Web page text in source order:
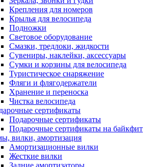
Крепления для номеров
Крылья для велосипеда
Подножки
Световое оборудование
Смазки, тредлоки, жидкости
Сувениры, наклейки, аксессуары
Сумки и корзины для велосипеда
Туристическое снаряжение
Фляги и флягодержатели
Хранение и переноска
Чистка велосипеда
сертификаты
Подарочные сертификаты
Подарочные сертификаты на байкфит
вилки, амортизация
Амортизационные вилки
Жесткие вилки
Задние амортизаторы